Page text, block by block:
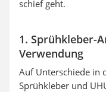
schief geht.
1. Sprühkleber-
Verwendung
Auf Unterschiede in
Sprühkleber und